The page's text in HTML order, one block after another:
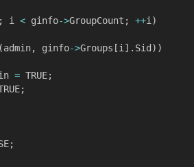
i < ginfo->GroupCount ; ++i)
(admin, ginfo->Groups [i] . Sid ) )
= TRUE;
;
;